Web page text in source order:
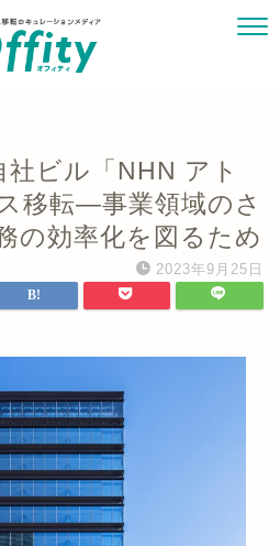
ビル「NHN アト
移転―事業領域のさ
の効率化を図るため
2023年9月25日